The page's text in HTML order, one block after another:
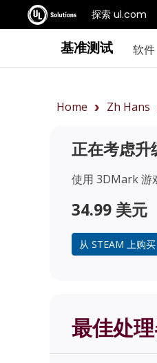
探索 ul.com
基准测试 软件
Home Zh Hans
正在考虑升
使用 3DMark 游
34.99 美元
从 STEAM 上购买
最佳处